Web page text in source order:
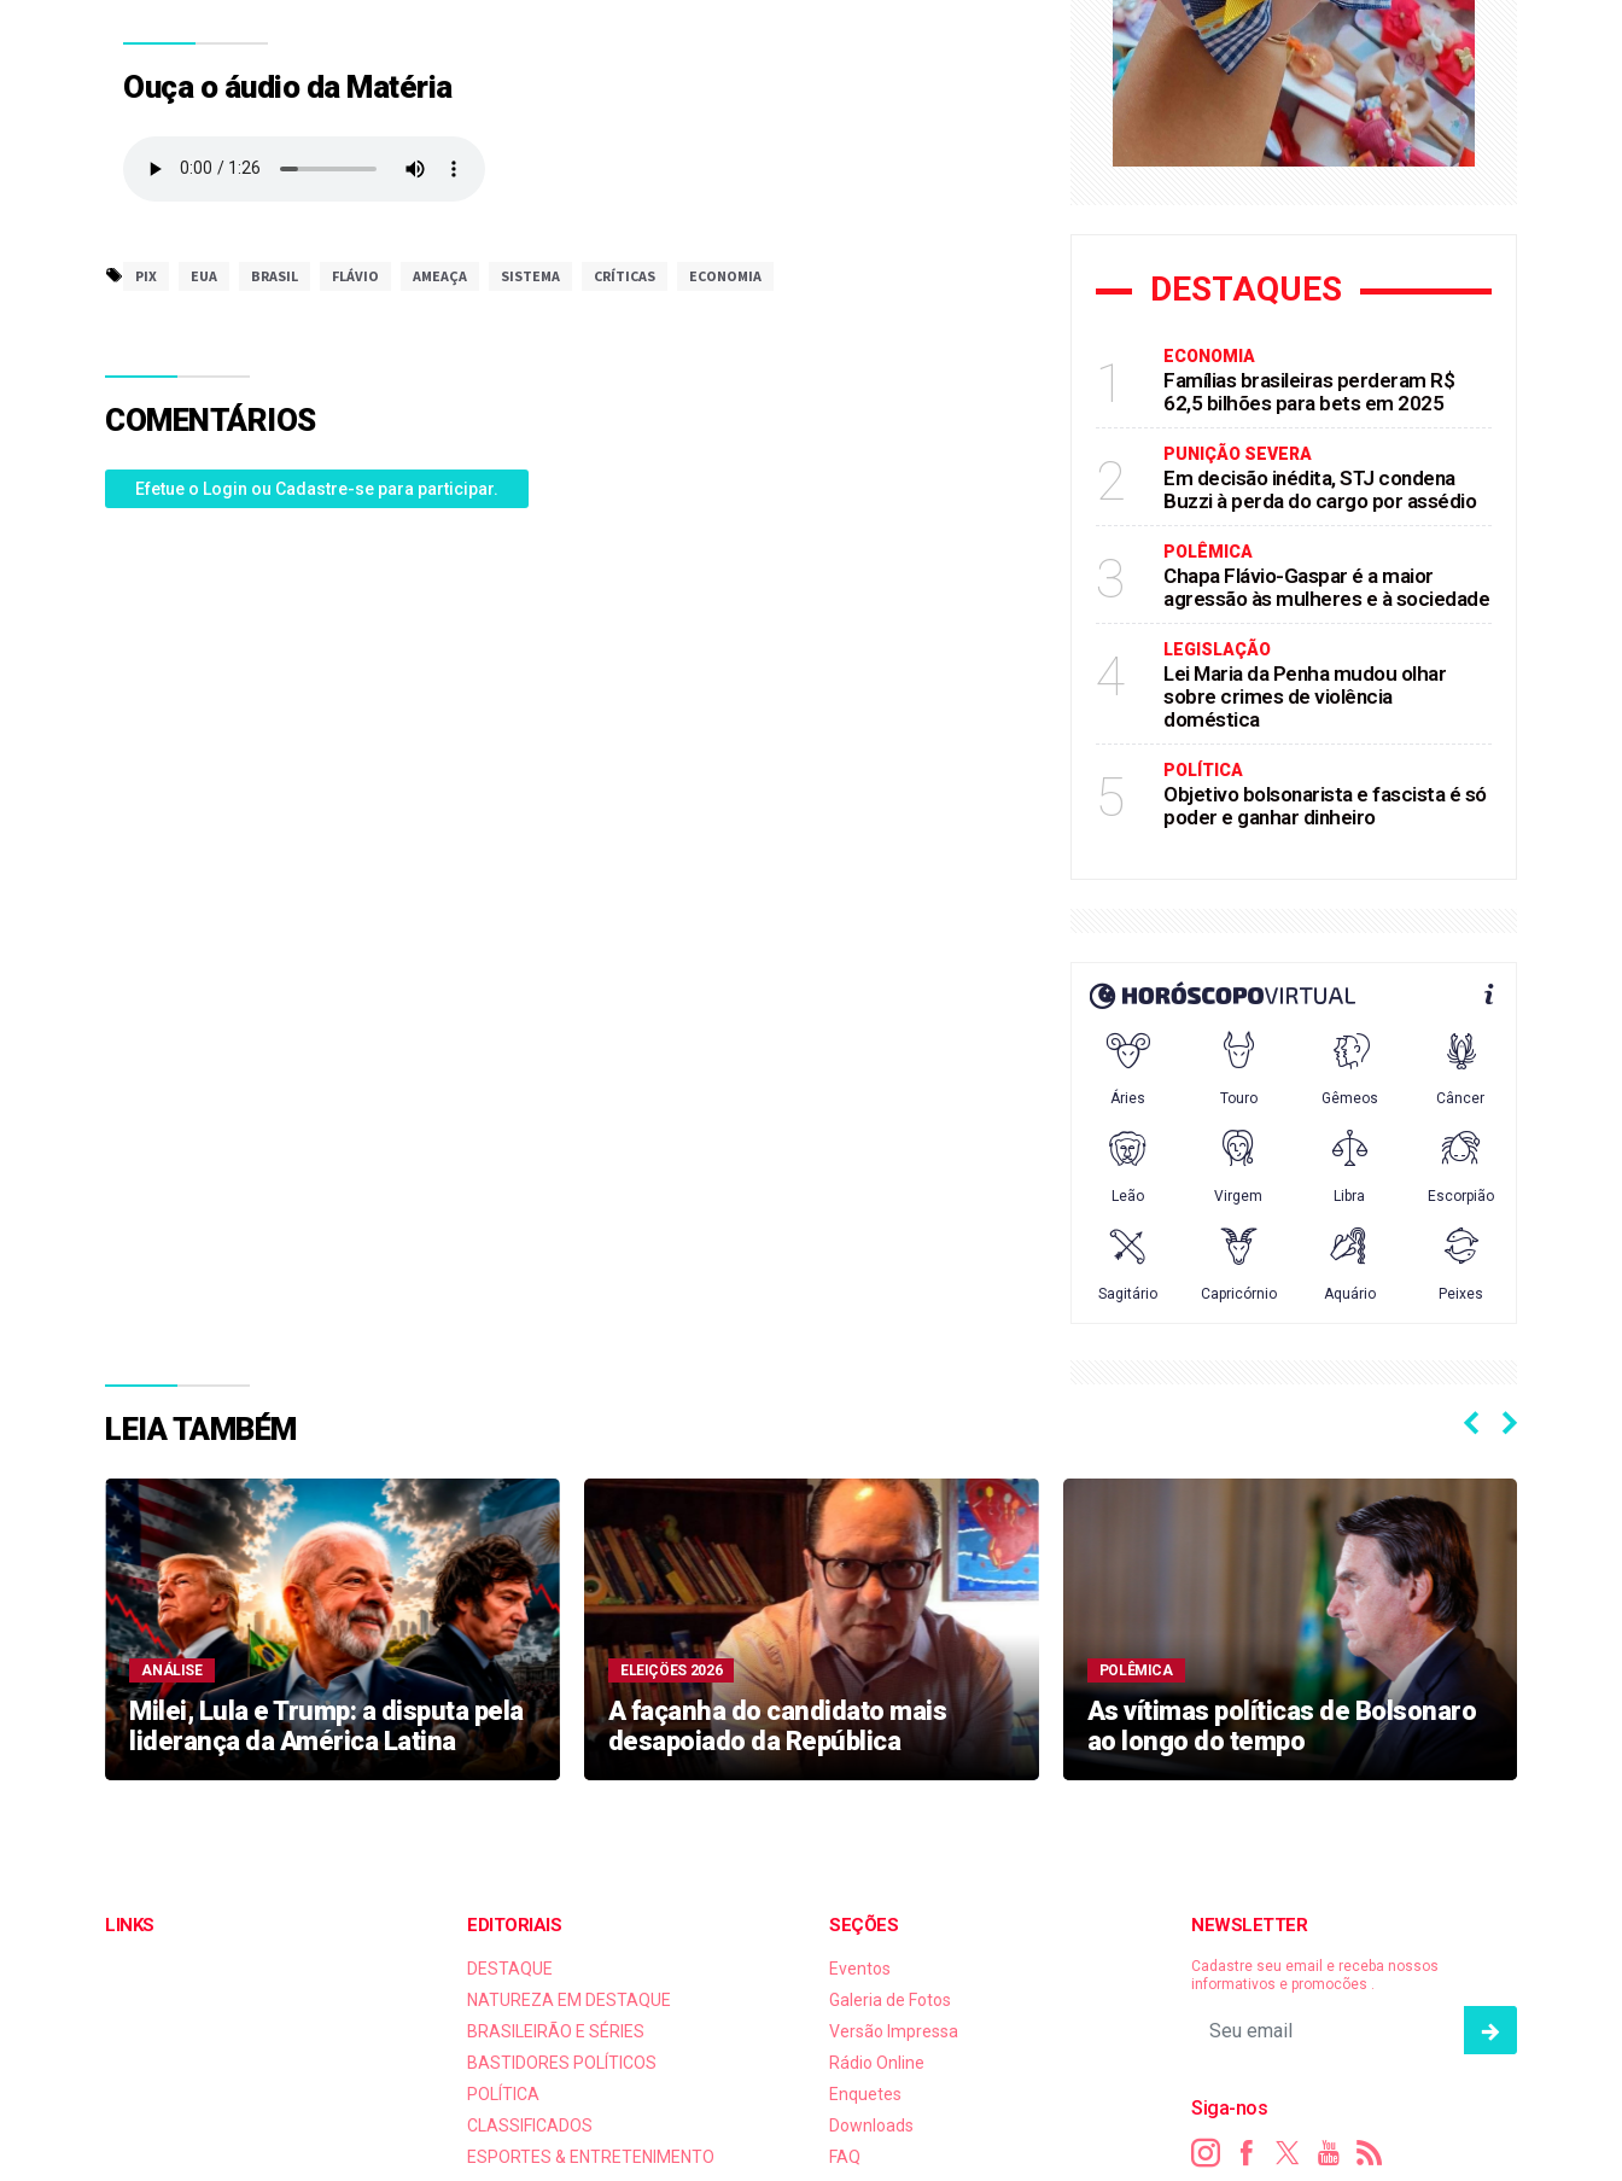
Ouça o áudio da Matéria
PIX EUA BRASIL FLÁVIO AMEAÇA SISTEMA CRÍTICAS ECONOMIA
COMENTÁRIOS
Efetue o Login ou Cadastre-se para participar.
DESTAQUES
1 ECONOMIA
Famílias brasileiras perderam R$
62,5 bilhões para bets em 2025
2 PUNIÇÃO SEVERA
Em decisão inédita, STJ condena
Buzzi à perda do cargo por assédio
3 POLÊMICA
Chapa Flávio-Gaspar é a maior
agressão às mulheres e à sociedade
4 LEGISLAÇÃO
Lei Maria da Penha mudou olhar
sobre crimes de violência
doméstica
5 POLÍTICA
Objetivo bolsonarista e fascista é só
poder e ganhar dinheiro
LEIA TAMBÉM
ANÁLISE
Milei, Lula e Trump: a disputa pela
liderança da América Latina
ELEIÇÖES 2026
A façanha do candidato mais
desapoiado da República
POLÊMICA
As vítimas políticas de Bolsonaro
ao longo do tempo
LINKS EDITORIAIS
DESTAQUE
NATUREZA EM DESTAQUE
BRASILEIRÃO E SÉRIES
BASTIDORES POLÍTICOS
POLÍTICA
CLASSIFICADOS
ESPORTES & ENTRETENIMENTO
SEÇÕES
Eventos
Galeria de Fotos
Versão Impressa
Rádio Online
Enquetes
Downloads
FAQ
NEWSLETTER
Cadastre seu email e receba nossos
informativos e promocões .
Siga-nos